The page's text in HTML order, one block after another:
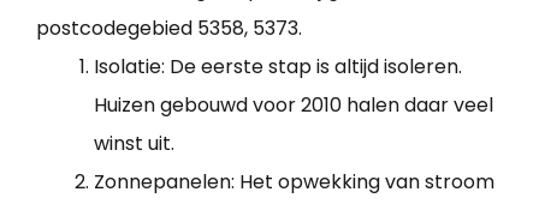
postcodegebied 5358, 5373.
Isolatie: De eerste stap is altijd isoleren.
Huizen gebouwd voor 2010 halen daar veel
winst uit.
Zonnepanelen: Het opwekking van stroom